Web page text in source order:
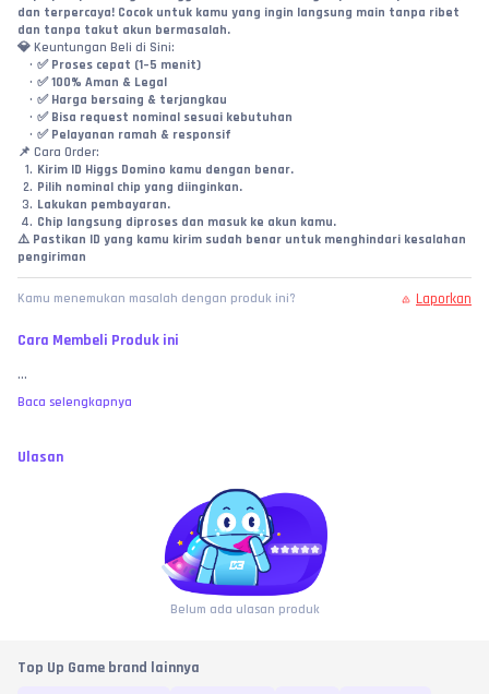
dan terpercaya! Cocok untuk kamu yang ingin langsung main tanpa ribet
dan tanpa takut akun bermasalah.
💎 Keuntungan Beli di Sini:
✅ Proses cepat (1–5 menit)
✅ 100% Aman & Legal
✅ Harga bersaing & terjangkau
✅ Bisa request nominal sesuai kebutuhan
✅ Pelayanan ramah & responsif
📌 Cara Order:
Kirim ID Higgs Domino kamu dengan benar.
Pilih nominal chip yang diinginkan.
Lakukan pembayaran.
Chip langsung diproses dan masuk ke akun kamu.
⚠️ Pastikan ID yang kamu kirim sudah benar untuk menghindari kesalahan
pengiriman
Kamu menemukan masalah dengan produk ini? Laporkan
Cara Membeli Produk ini
...
Baca selengkapnya
Ulasan
Belum ada ulasan produk
Top Up Game brand lainnya